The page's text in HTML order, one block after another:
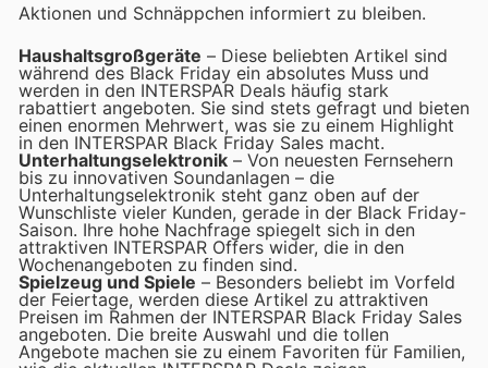
Aktionen und Schnäppchen informiert zu bleiben.
Haushaltsgroßgeräte – Diese beliebten Artikel sind
während des Black Friday ein absolutes Muss und
werden in den INTERSPAR Deals häufig stark
rabattiert angeboten. Sie sind stets gefragt und bieten
einen enormen Mehrwert, was sie zu einem Highlight
in den INTERSPAR Black Friday Sales macht.
Unterhaltungselektronik – Von neuesten Fernsehern
bis zu innovativen Soundanlagen – die
Unterhaltungselektronik steht ganz oben auf der
Wunschliste vieler Kunden, gerade in der Black Friday-
Saison. Ihre hohe Nachfrage spiegelt sich in den
attraktiven INTERSPAR Offers wider, die in den
Wochenangeboten zu finden sind.
Spielzeug und Spiele – Besonders beliebt im Vorfeld
der Feiertage, werden diese Artikel zu attraktiven
Preisen im Rahmen der INTERSPAR Black Friday Sales
angeboten. Die breite Auswahl und die tollen
Angebote machen sie zu einem Favoriten für Familien,